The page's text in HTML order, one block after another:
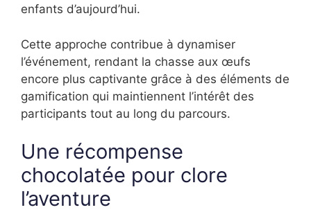
enfants d’aujourd’hui.
Cette approche contribue à dynamiser
l’événement, rendant la chasse aux œufs
encore plus captivante grâce à des éléments de
gamification qui maintiennent l’intérêt des
participants tout au long du parcours.
Une récompense
chocolatée pour clore
l’aventure